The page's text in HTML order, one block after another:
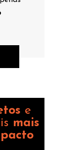
e
mais